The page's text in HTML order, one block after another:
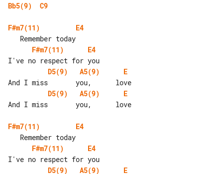
Bb5(9)
C9
F#m7(11)
E4
F#m7(11)
E4
D5(9)
A5(9)
E
D5(9)
A5(9)
E
And I miss       you,      love
F#m7(11)
E4
F#m7(11)
E4
D5(9)
A5(9)
E